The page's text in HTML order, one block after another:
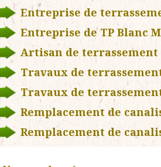
Entreprise de
Entreprise de TP Blanc
Artisan de terrassement
Travaux de
Travaux de
Remplacement de
Remplacement de